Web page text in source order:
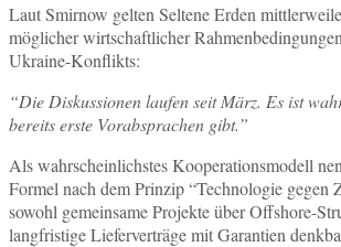
Laut Smirnow gelten Seltene Erden
möglicher wirtschaftlicher
Ukraine-Konflikts:
“Die Diskussionen laufen seit März. Es ist
bereits erste Vorabsprachen gibt.”
Als wahrscheinlichstes Kooperationsmodell
Formel nach dem Prinzip “Technologie gegen
sowohl gemeinsame Projekte über Offshore-
langfristige Lieferverträge mit Garantien